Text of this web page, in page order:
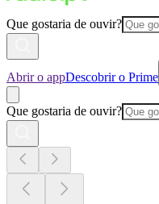
Que gostaria de ouvir?
Abrir o appDescobrir o Prime
Que gostaria de ouvir?